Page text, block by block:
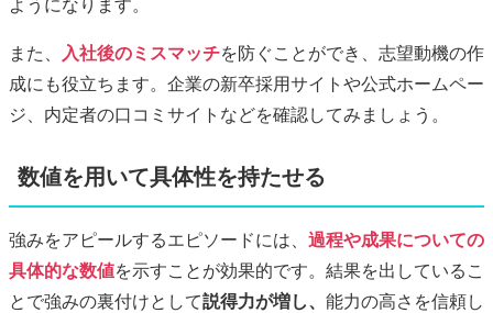
ようになります。
また、 入社後のミスマッチを防ぐことができ、志望動機の作
成にも役立ちます。企業の新卒採用サイトや公式ホームペー
ジ、内定者の口コミサイトなどを確認してみましょう。
数値を用いて具体性を持たせる
強みをアピールするエピソードには、 過程や成果についての
具体的な数値を示すことが効果的です。結果を出しているこ
とで強みの裏付けとして説得力が増し、 能力の高さを信頼し